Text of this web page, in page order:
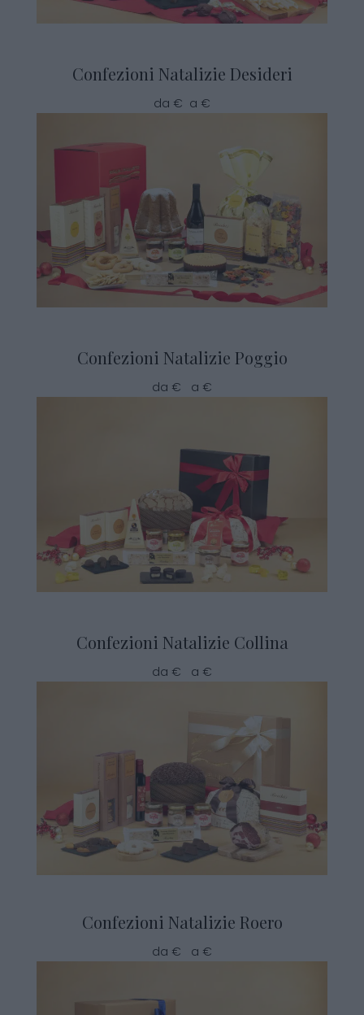
Confezioni Natalizie Desideri
da € a €
Confezioni Natalizie Poggio
da € a €
Confezioni Natalizie Collina
da € a €
Confezioni Natalizie Roero
da € a €